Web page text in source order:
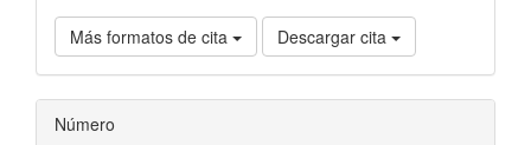
Más formatos de cita Descargar cita
Número